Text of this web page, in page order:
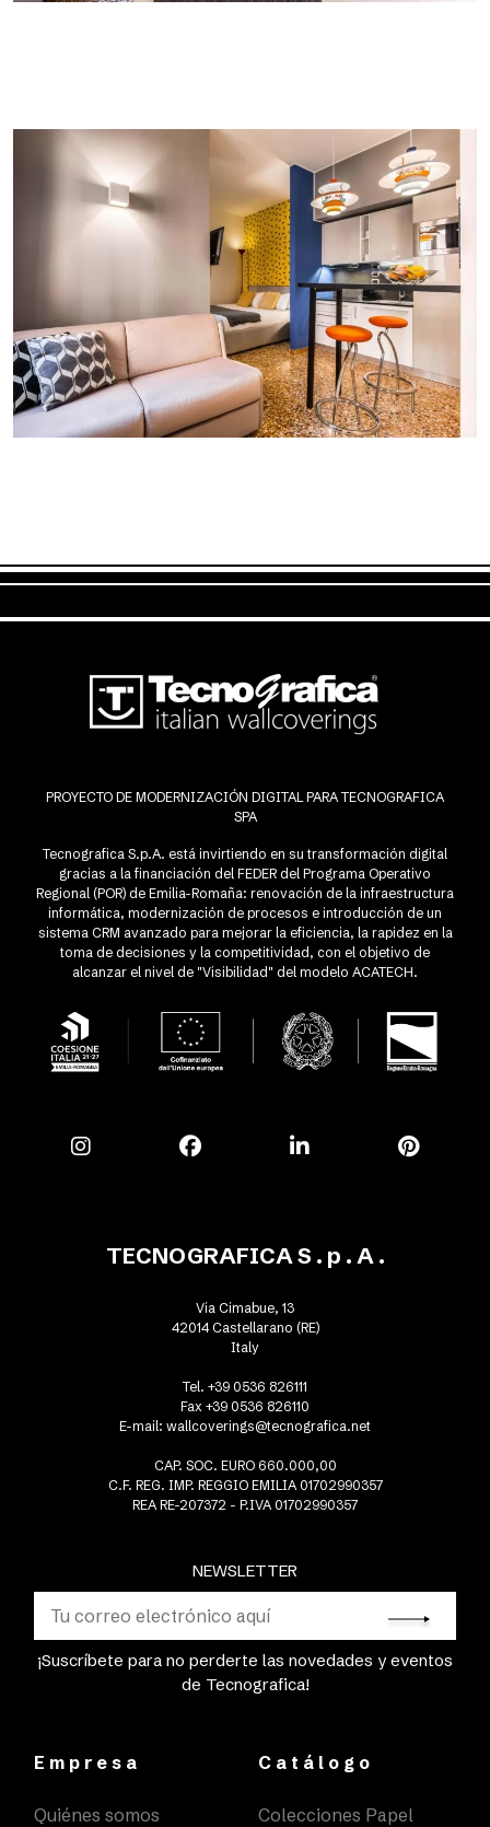
PROYECTO DE MODERNIZACIÓN DIGITAL PARA TECNOGRAFICA
SPA
Tecnografica S.p.A. está invirtiendo en su transformación digital
gracias a la financiación del FEDER del Programa Operativo
Regional (POR) de Emilia-Romaña: renovación de la infraestructura
informática, modernización de procesos e introducción de un
sistema CRM avanzado para mejorar la eficiencia, la rapidez en la
toma de decisiones y la competitividad, con el objetivo de
alcanzar el nivel de "Visibilidad" del modelo ACATECH.
NEWSLETTER
¡Suscríbete para no perderte las novedades y eventos
de Tecnografica!
TECNOGRAFICA S . p . A .
Via Cimabue, 13
42014 Castellarano (RE)
Italy
Tel. +39 0536 826111
Fax +39 0536 826110
E-mail: wallcoverings@tecnografica.net
CAP. SOC. EURO 660.000,00
C.F. REG. IMP. REGGIO EMILIA 01702990357
REA RE-207372 - P.IVA 01702990357
Empresa
Quiénes somos
Catálogo
Colecciones Papel